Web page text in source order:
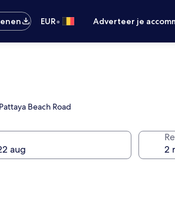
EUR• Adverteer je
Beach Road